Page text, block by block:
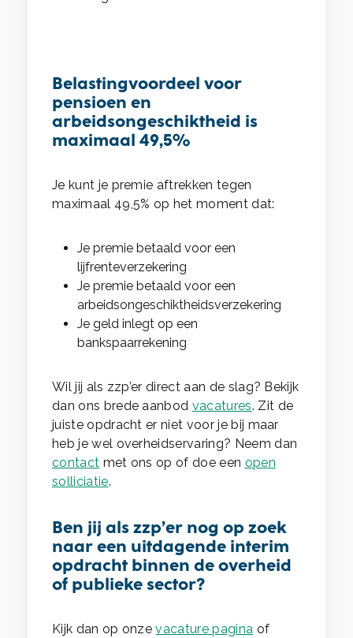
Belastingvoordeel voor
pensioen en
arbeidsongeschiktheid is
maximaal 49,5%
Je kunt je premie aftrekken tegen
maximaal 49,5% op het moment dat:
Je premie betaald voor een
lijfrenteverzekering
Je premie betaald voor een
arbeidsongeschiktheidsverzekering
Je geld inlegt op een
bankspaarrekening
Wil jij als zzp’er direct aan de slag? Bekijk
dan ons brede aanbod vacatures. Zit de
juiste opdracht er niet voor je bij maar
heb je wel overheidservaring? Neem dan
contact met ons op of doe een open
solliciatie.
Ben jij als zzp’er nog op zoek
naar een uitdagende interim
opdracht binnen de overheid
of publieke sector?
Kijk dan op onzevacature pagina of